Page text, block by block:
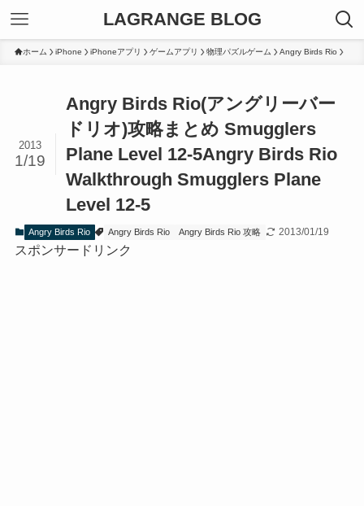
LAGRANGE BLOG
ホーム iPhone iPhoneアプリ ゲームアプリ 物理パズルゲーム Angry Birds Rio
Angry Birds Rio(アングリーバー
ドリオ)攻略まとめ Smugglers
Plane Level 12-5Angry Birds Rio
Walkthrough Smugglers Plane
Level 12-5
2013
1/19
Angry Birds Rio Angry Birds Rio Angry Birds Rio 攻略 2013/01/19
スポンサードリンク